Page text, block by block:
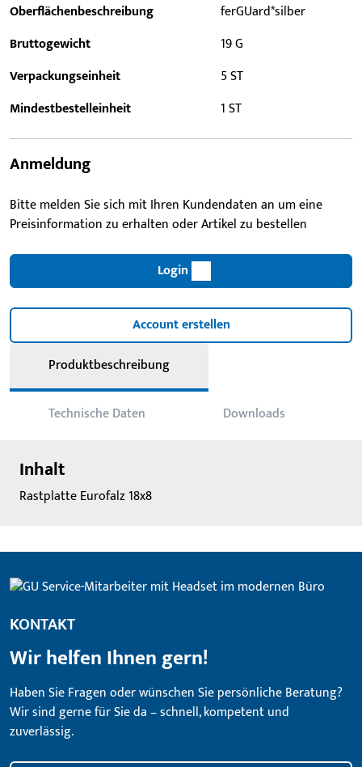
Oberflächenbeschreibung
ferGUard*silber
Bruttogewicht
19 G
Verpackungseinheit
5 ST
Mindestbestelleinheit
1 ST
Anmeldung
Bitte melden Sie sich mit Ihren Kundendaten an um eine
Preisinformation zu erhalten oder Artikel zu bestellen
Login
Account erstellen
Produktbeschreibung
Technische Daten Downloads
Inhalt
Rastplatte Eurofalz 18x8
KONTAKT
Wir helfen Ihnen gern!
Haben Sie Fragen oder wünschen Sie persönliche Beratung?
Wir sind gerne für Sie da – schnell, kompetent und
zuverlässig.